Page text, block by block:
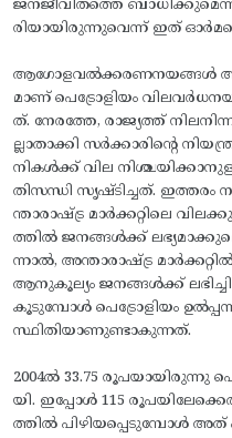
ജനജീവിതത്തെ
രിയായിരുന്നുവെന്ന് ഇത്
​ആഗോളവല്‍ക്കരണനയങ്ങള്‍
മാണ് പെട്രോളിയം
ത്. നേരത്തേ, രാജ്യത്ത്‌
ല്ലാതാക്കി സര്‍ക്കാരിന്റെ
നികള്‍ക്ക് വില
തിസന്ധി സൃഷ്‌ടിച്ചത്. ഇത്തരം
ന്താരാഷ്‌ട്ര മാര്‍ക്കറ്റിലെ
ത്തില്‍ ജനങ്ങള്‍ക്ക്
ന്നാല്‍, അന്താരാഷ്‌ട്ര
ആനുകൂല്യം ജനങ്ങള്‍ക്ക്
കൂടുമ്പോള്‍ പെട്രോളിയം
സ്ഥിതിയാണുണ്ടാകുന്നത്.
​2004ല്‍ 33.75 രൂപയായിരുന്നു
യി. ഇപ്പോൾ 115
ത്തില്‍ പിഴിയപ്പെടുമ്പോള്‍ അത്